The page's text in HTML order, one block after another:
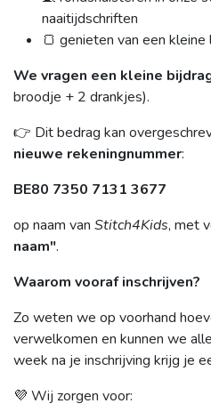
naaitijdschriften
🍞 genieten van een
We vragen een kleine
broodje + 2 drankjes).
👉 Dit bedrag kan
nieuwe rekeningnummer:
BE80 7350 7131 3677
op naam van Stitch4Kids, met
naam".
Waarom vooraf inschrijven?
Zo weten we op voorhand
verwelkomen en kunnen we
week na je inschrijving krijg je
💜 Wij zorgen voor: